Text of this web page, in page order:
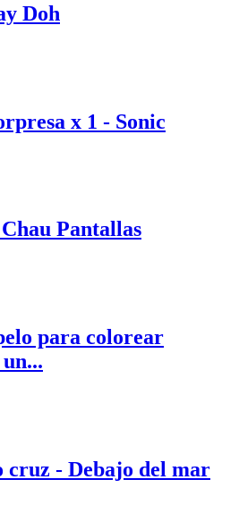
Doh
x 1 - Sonic
Pantallas
para colorear
- Debajo del mar